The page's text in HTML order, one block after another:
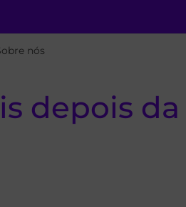
nós
depois